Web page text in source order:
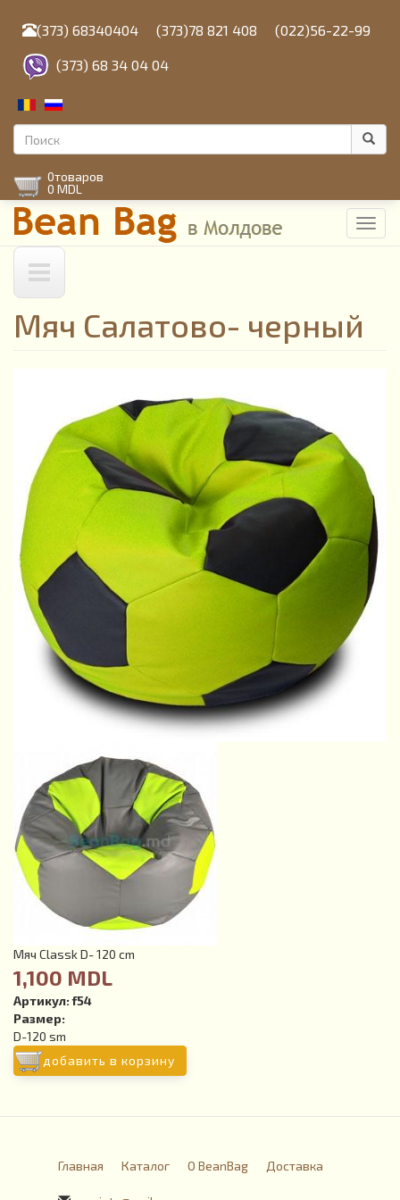
содержанию
(373) 68340404 (373)78 821 408 (022)56-22-99
(373) 68 34 04 04
Форма
поиска
0товаров
0 MDL
Мяч Салатово- черный
Мяч Classk D- 120 cm
1,100 MDL
Артикул: f54
Размер:
D-120 sm
добавить в корзину
Главная Каталог О BeanBag Доставка